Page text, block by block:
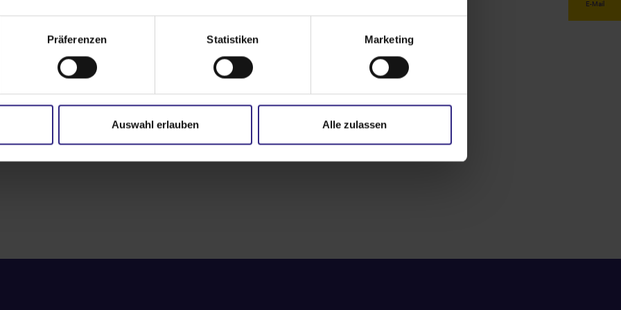
Präferenzen Statistiken Marketing
Auswahl erlauben Alle zulassen
aussperren? Zögern
Sie zu allem rund um
E-Mail